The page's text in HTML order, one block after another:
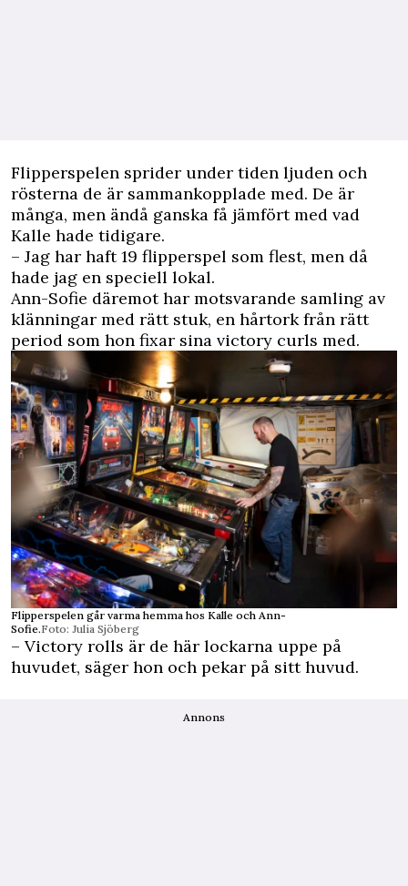
Flipperspelen sprider under tiden ljuden och
rösterna de är sammankopplade med. De är
många, men ändå ganska få jämfört med vad
Kalle hade tidigare.
– Jag har haft 19 flipperspel som flest, men då
hade jag en speciell lokal.
Ann-Sofie däremot har motsvarande samling av
klänningar med rätt stuk, en hårtork från rätt
period som hon fixar sina victory curls med.
Flipperspelen går varma hemma hos Kalle och Ann-
Sofie.Foto: Julia Sjöberg
– Victory rolls är de här lockarna uppe på
huvudet, säger hon och pekar på sitt huvud.
Annons